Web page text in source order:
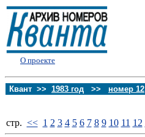
О проекте
Квант >> 1983 год >> номер 12
стp. << 1 2 3 4 5 6 7 8 9 10 11 12